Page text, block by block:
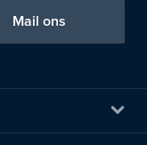
Mail ons